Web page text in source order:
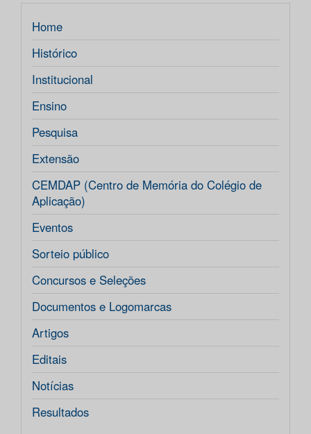
Home
Histórico
Institucional
Ensino
Pesquisa
Extensão
CEMDAP (Centro de Memória do Colégio de
Aplicação)
Eventos
Sorteio público
Concursos e Seleções
Documentos e Logomarcas
Artigos
Editais
Notícias
Resultados